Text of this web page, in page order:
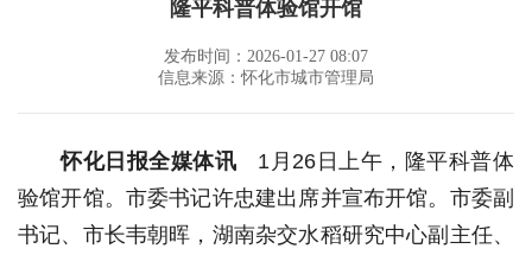
隆平科普体验馆开馆
发布时间：2026-01-27 08:07
信息来源：怀化市城市管理局
怀化日报全媒体讯 1月26日上午，隆平科普体
验馆开馆。市委书记许忠建出席并宣布开馆。市委副
书记、市长韦朝晖，湖南杂交水稻研究中心副主任、